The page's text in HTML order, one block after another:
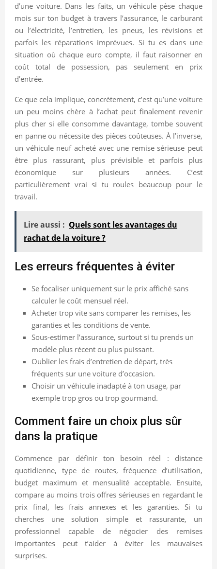
d’une voiture. Dans les faits, un véhicule pèse chaque
mois sur ton budget à travers l’assurance, le carburant
ou l’électricité, l’entretien, les pneus, les révisions et
parfois les réparations imprévues. Si tu es dans une
situation où chaque euro compte, il faut raisonner en
coût total de possession, pas seulement en prix
d’entrée.
Ce que cela implique, concrètement, c’est qu’une voiture
un peu moins chère à l’achat peut finalement revenir
plus cher si elle consomme davantage, tombe souvent
en panne ou nécessite des pièces coûteuses. À l’inverse,
un véhicule neuf acheté avec une remise sérieuse peut
être plus rassurant, plus prévisible et parfois plus
économique sur plusieurs années. C’est
particulièrement vrai si tu roules beaucoup pour le
travail.
Lire aussi : Quels sont les avantages du
rachat de la voiture ?
Les erreurs fréquentes à éviter
Se focaliser uniquement sur le prix affiché sans
calculer le coût mensuel réel.
Acheter trop vite sans comparer les remises, les
garanties et les conditions de vente.
Sous-estimer l’assurance, surtout si tu prends un
modèle plus récent ou plus puissant.
Oublier les frais d’entretien de départ, très
fréquents sur une voiture d’occasion.
Choisir un véhicule inadapté à ton usage, par
exemple trop gros ou trop gourmand.
Comment faire un choix plus sûr
dans la pratique
Commence par définir ton besoin réel : distance
quotidienne, type de routes, fréquence d’utilisation,
budget maximum et mensualité acceptable. Ensuite,
compare au moins trois offres sérieuses en regardant le
prix final, les frais annexes et les garanties. Si tu
cherches une solution simple et rassurante, un
professionnel capable de négocier des remises
importantes peut t’aider à éviter les mauvaises
surprises.